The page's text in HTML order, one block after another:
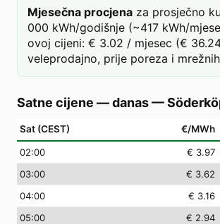
Mjesečna procjena za prosječno
000 kWh/godišnje (~417 kWh/
ovoj cijeni: € 3.02 / mjesec (€
veleprodajno, prije poreza i
Satne cijene — danas—
Sat (CEST) €/MWh
02:00 € 3.97
03:00 € 3.62
04:00 € 3.16
05:00 € 2.94